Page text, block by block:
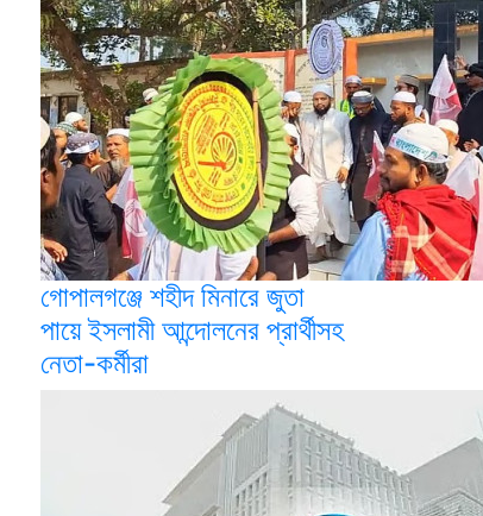
গোপালগঞ্জে শহীদ মিনারে জুতা
পায়ে ইসলামী আন্দোলনের প্রার্থীসহ
নেতা-কর্মীরা